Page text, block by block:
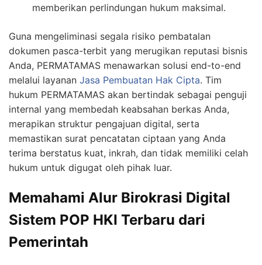
memberikan perlindungan hukum maksimal.
Guna mengeliminasi segala risiko pembatalan
dokumen pasca-terbit yang merugikan reputasi bisnis
Anda, PERMATAMAS menawarkan solusi end-to-end
melalui layanan Jasa Pembuatan Hak Cipta. Tim
hukum PERMATAMAS akan bertindak sebagai penguji
internal yang membedah keabsahan berkas Anda,
merapikan struktur pengajuan digital, serta
memastikan surat pencatatan ciptaan yang Anda
terima berstatus kuat, inkrah, dan tidak memiliki celah
hukum untuk digugat oleh pihak luar.
Memahami Alur Birokrasi Digital
Sistem POP HKI Terbaru dari
Pemerintah